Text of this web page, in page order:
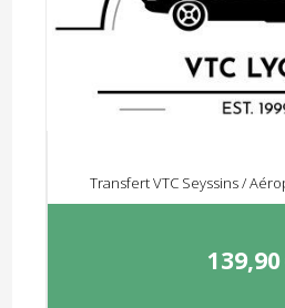
Transfert VTC Seyssins /
139,90